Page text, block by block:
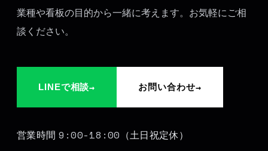
業種や看板の目的から一緒に考えます。お気軽にご相
談ください。
LINEで相談→ お問い合わせ→
営業時間 9:00-18:00 （土日祝定休）